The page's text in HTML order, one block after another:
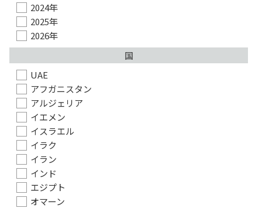
2024年
2025年
2026年
国
UAE
アフガニスタン
アルジェリア
イエメン
イスラエル
イラク
イラン
インド
エジプト
オマーン